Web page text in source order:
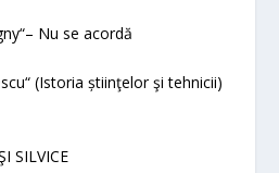
– Nu se acordă
(Istoria știinţelor şi tehnicii)
SILVICE